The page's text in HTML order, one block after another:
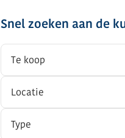
Snel zoeken aan de